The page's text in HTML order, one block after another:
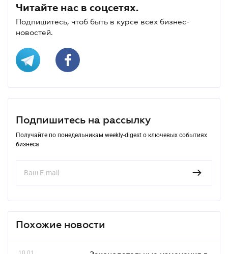
Читайте нас в соцсетях.
Подпишитесь, чтоб быть в курсе всех бизнес-
новостей.
Подпишитесь на рассылку
Получайте по понедельникам weekly-digest о ключевых событиях
бизнеса
Похожие новости